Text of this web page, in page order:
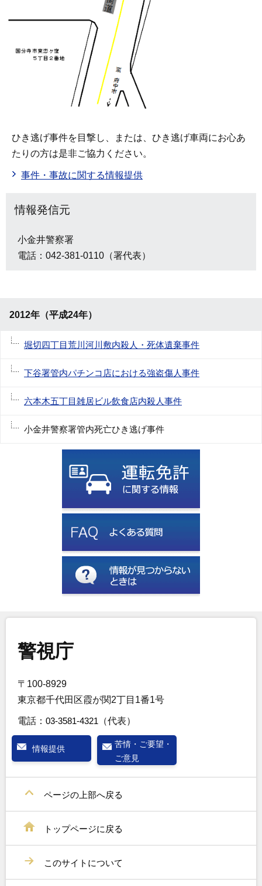
ひき逃げ事件を目撃し、または、ひき逃げ車両にお心あ
たりの方は是非ご協力ください。
事件・事故に関する情報提供
情報発信元
小金井警察署
電話：042-381-0110（署代表）
2012年（平成24年）
堀切四丁目荒川河川敷内殺人・死体遺棄事件
下谷署管内パチンコ店における強盗傷人事件
六本木五丁目雑居ビル飲食店内殺人事件
小金井警察署管内死亡ひき逃げ事件
警視庁
〒100-8929
東京都千代田区霞が関2丁目1番1号
電話： 03-3581-4321 （代表）
情報提供
苦情・ご要望・
ご意見
ページの上部へ戻る
トップページに戻る
このサイトについて